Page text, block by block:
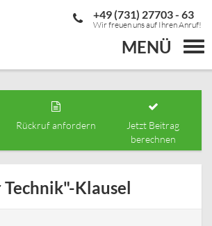
MENÜ
+49 (731) 27703 - 63
Wir freuen uns auf Ihren Anruf!
Rückruf anfordern
Jetzt Beitrag
berechnen
Klausel